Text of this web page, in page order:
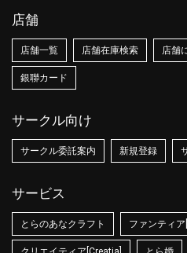
店舗
店舗一覧 店舗在庫検索 店舗
銀聯カード
サークル向け
サークル委託案内 新規登録
サービス
とらのあなクラフト ファンティア